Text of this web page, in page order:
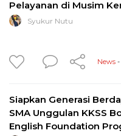
Pelayanan di Musim
Syukur Nutu
News -
Siapkan Generasi
SMA Unggulan KKSS
English Foundation